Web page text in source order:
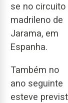
se no circuito
madrileno de
Jarama, em
Espanha.
Também no
ano seguinte
esteve